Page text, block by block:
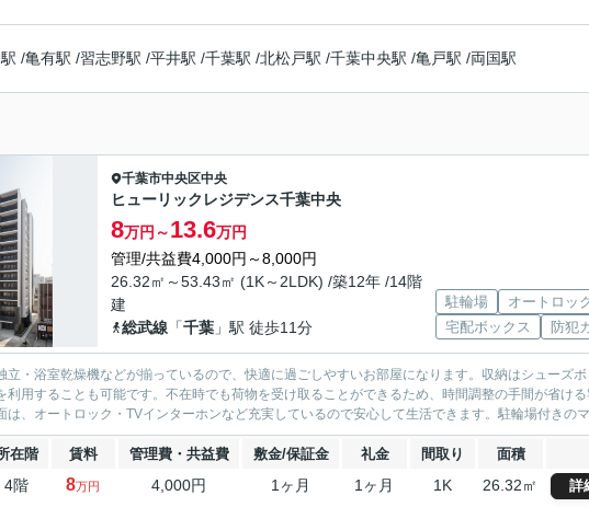
/亀有駅 /習志野駅 /平井駅 /千葉駅 /北松戸駅 /千葉中央駅 /亀戸駅 /両国駅
千葉市中央区中央
ヒューリックレジデンス千葉中央
8万円～13.6万円
管理/共益費4,000円～8,000円
26.32㎡～53.43㎡ (1K～2LDK) /築12年 /14階
建
総武線 「千葉 」駅 徒歩11分
駐輪場 オートロッ
宅配ボックス
防犯
立・浴室乾燥機などが揃っているので、快適に過ごしやすいお部屋になります。収納はシューズ
利用することも可能です。不在時でも荷物を受け取ることができるため、時間調整の手間が省け
は、オートロック・TVインターホンなど充実しているので安心して生活できます。駐輪場付きの
在階 賃料 管理費・共益費 敷金/保証金 礼金 間取り 面積
4階 8万円 4,000円 1ヶ月 1ヶ月 1K 26.32㎡ 詳